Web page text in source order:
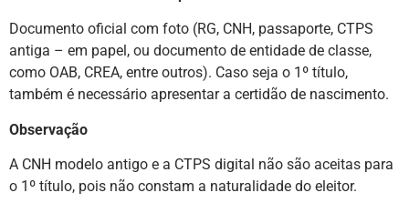
Documento oficial com foto (RG, CNH, passaporte, CTPS
antiga – em papel, ou documento de entidade de classe,
como OAB, CREA, entre outros). Caso seja o 1º título,
também é necessário apresentar a certidão de nascimento.
Observação
A CNH modelo antigo e a CTPS digital não são aceitas para
o 1º título, pois não constam a naturalidade do eleitor.